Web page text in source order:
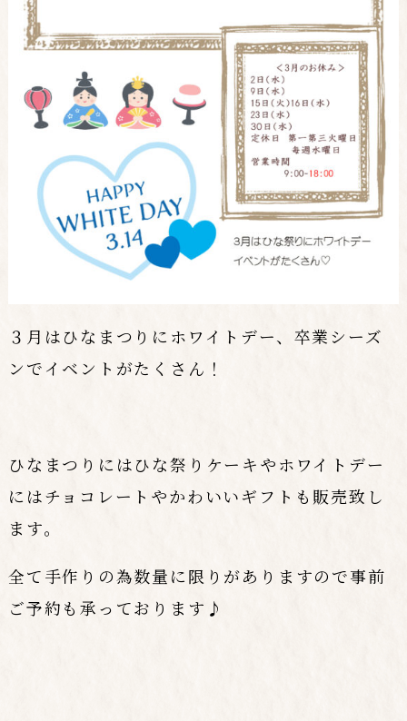
お知らせ詳細
３月はひなまつりにホワイトデー、卒業シーズ
ンでイベントがたくさん！
ひなまつりにはひな祭りケーキやホワイトデー
にはチョコレートやかわいいギフトも販売致し
ます。
全て手作りの為数量に限りがありますので事前
ご予約も承っております♪